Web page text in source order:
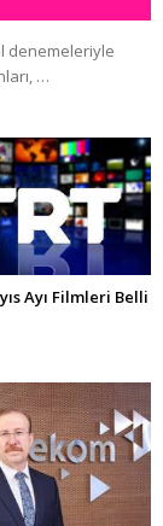
denemeleriyle
…
Ayı Filmleri Belli